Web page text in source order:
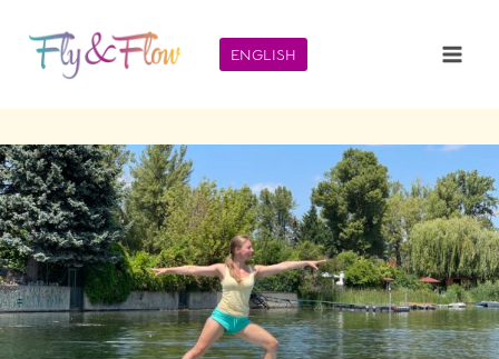
Inhalt
springen
ENGLISH